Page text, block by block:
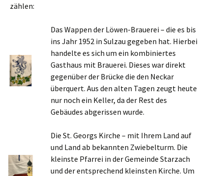
zählen:
Das Wappen der Löwen-Brauerei – die es bis
ins Jahr 1952 in Sulzau gegeben hat. Hierbei
handelte es sich um ein kombiniertes
Gasthaus mit Brauerei. Dieses war direkt
gegenüber der Brücke die den Neckar
überquert. Aus den alten Tagen zeugt heute
nur noch ein Keller, da der Rest des
Gebäudes abgerissen wurde.
Die St. Georgs Kirche – mit Ihrem Land auf
und Land ab bekannten Zwiebelturm. Die
kleinste Pfarrei in der Gemeinde Starzach
und der entsprechend kleinsten Kirche. Um